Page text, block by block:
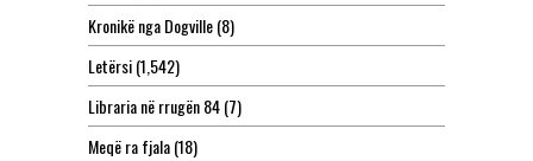
Kronikë nga Dogville(8)
Letërsi(1,542)
Libraria në rrugën 84(7)
Meqë ra fjala(18)